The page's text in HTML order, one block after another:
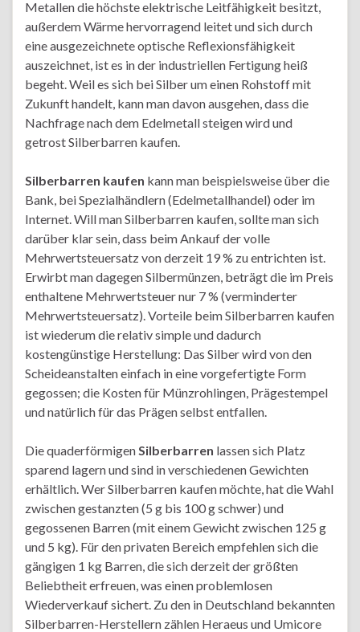
Metallen die höchste elektrische Leitfähigkeit besitzt,
außerdem Wärme hervorragend leitet und sich durch
eine ausgezeichnete optische Reflexionsfähigkeit
auszeichnet, ist es in der industriellen Fertigung heiß
begeht. Weil es sich bei Silber um einen Rohstoff mit
Zukunft handelt, kann man davon ausgehen, dass die
Nachfrage nach dem Edelmetall steigen wird und
getrost Silberbarren kaufen.
Silberbarren kaufen kann man beispielsweise über die
Bank, bei Spezialhändlern (Edelmetallhandel) oder im
Internet. Will man Silberbarren kaufen, sollte man sich
darüber klar sein, dass beim Ankauf der volle
Mehrwertsteuersatz von derzeit 19 % zu entrichten ist.
Erwirbt man dagegen Silbermünzen, beträgt die im Preis
enthaltene Mehrwertsteuer nur 7 % (verminderter
Mehrwertsteuersatz). Vorteile beim Silberbarren kaufen
ist wiederum die relativ simple und dadurch
kostengünstige Herstellung: Das Silber wird von den
Scheideanstalten einfach in eine vorgefertigte Form
gegossen; die Kosten für Münzrohlingen, Prägestempel
und natürlich für das Prägen selbst entfallen.
Die quaderförmigenSilberbarren lassen sich Platz
sparend lagern und sind in verschiedenen Gewichten
erhältlich. Wer Silberbarren kaufen möchte, hat die Wahl
zwischen gestanzten (5 g bis 100 g schwer) und
gegossenen Barren (mit einem Gewicht zwischen 125 g
und 5 kg). Für den privaten Bereich empfehlen sich die
gängigen 1 kg Barren, die sich derzeit der größten
Beliebtheit erfreuen, was einen problemlosen
Wiederverkauf sichert. Zu den in Deutschland bekannten
Silberbarren-Herstellern zählen Heraeus und Umicore